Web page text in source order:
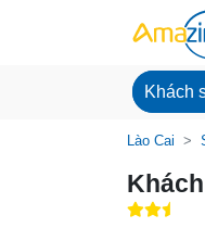
Khách
Lào Cai